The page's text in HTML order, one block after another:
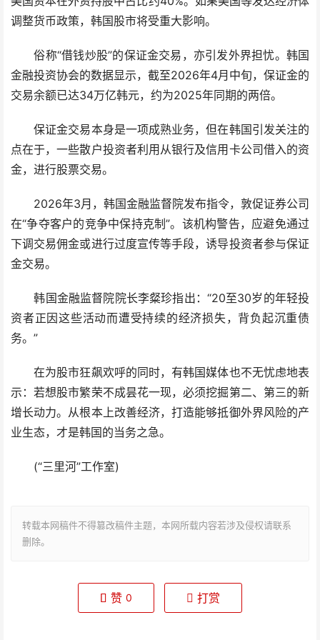
调整货币政策，韩国股市将受重大影响。
俗称“借钱炒股”的保证金交易，亦引发外界担忧。韩国
金融投资协会的数据显示，截至2026年4月中旬，保证金的
交易余额已达34万亿韩元，约为2025年同期的两倍。
保证金交易本身是一项成熟业务，但在韩国引发关注的
点在于，一些散户投资者利用从银行及信用卡公司借入的资
金，进行股票交易。
2026年3月，韩国金融监督院发布指令，敦促证券公司
在“争夺客户的竞争中保持克制”。该机构警告，应避免通过
下调交易佣金或进行过度宣传等手段，诱导投资者参与保证
金交易。
韩国金融监督院院长李粲珍指出：“20至30岁的年轻投
资者正因这些活动而遭受持续的经济损失，背负起沉重债
务。”
在为股市狂飙欢呼的同时，有韩国媒体也不无忧虑地表
示：若想股市繁荣不成昙花一现，必须挖掘第二、第三的新
增长动力。从根本上改善经济，打造能够抵御外界风险的产
业生态，才是韩国的当务之急。
(“三里河”工作室)
转载本网稿件不得篡改稿件主题，本网所载内容若涉及侵权请联系
删除。
赞 0 打赏